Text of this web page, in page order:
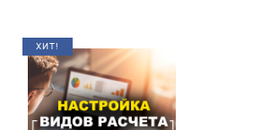
ХИТ!